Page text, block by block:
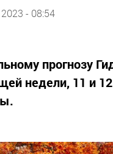
- 08:54
прогнозу
недели, 11 и